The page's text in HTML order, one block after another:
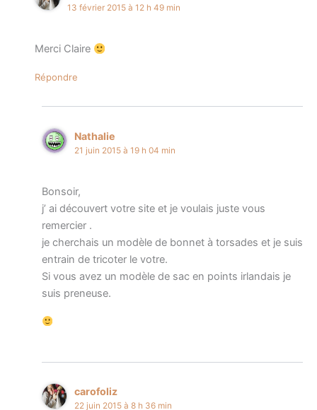
13 février 2015 à 12 h 49 min
Merci Claire
Répondre
Nathalie
21 juin 2015 à 19 h 04 min
Bonsoir,
j’ ai découvert votre site et je voulais juste vous
remercier .
je cherchais un modèle de bonnet à torsades et je suis
entrain de tricoter le votre.
Si vous avez un modèle de sac en points irlandais je
suis preneuse.
carofoliz
22 juin 2015 à 8 h 36 min